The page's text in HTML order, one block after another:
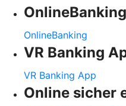
OnlineBanking
OnlineBanking
VR Banking
VR Banking App
Online sicher